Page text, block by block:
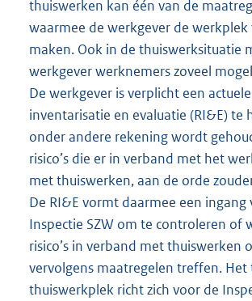
thuiswerken kan één van de
waarmee de werkgever de werkplek
maken. Ook in de thuiswerksituatie
werkgever werknemers zoveel
De werkgever is verplicht een
inventarisatie en evaluatie (RI&E) te
onder andere rekening wordt
risico’s die er in verband met het
met thuiswerken, aan de orde
De RI&E vormt daarmee een ingang
Inspectie SZW om te controleren of
risico’s in verband met thuiswerken
vervolgens maatregelen treffen. Het
thuiswerkplek richt zich voor de